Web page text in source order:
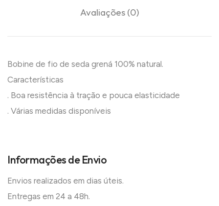
Avaliações (0)
Bobine de fio de seda grená 100% natural.
Características
. Boa resistência à tração e pouca elasticidade
. Várias medidas disponíveis
Informações de Envio
Envios realizados em dias úteis.
Entregas em 24 a 48h.